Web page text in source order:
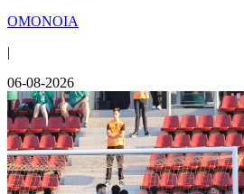
ΟΜΟΝΟΙΑ
|
06-08-2026